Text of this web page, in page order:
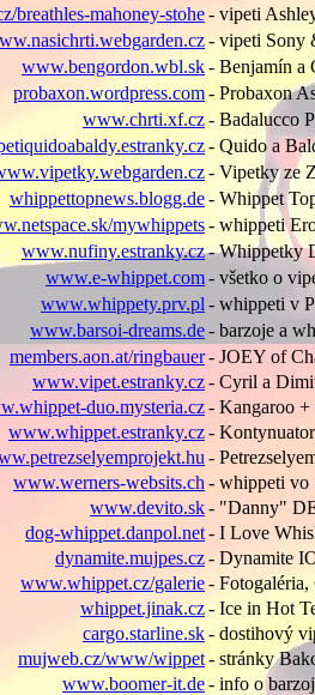
breathles-mahoney-stohe- vipeti
- vipeti Sony
www.bengordon.wbl.sk- Benjamín a
probaxon.wordpress.com- Probaxon
www.chrti.xf.cz- Badalucco
- Quido a
- Vipetky ze
whippettopnews.blogg.de- Whippet
mywhippets- whippeti
www.nufiny.estranky.cz- Whippetky
www.e-whippet.com- všetko o
www.whippety.prv.pl - whippeti v
www.barsoi-dreams.de- barzoje a
members.aon.at/ringbauer- JOEY of
www.vipet.estranky.cz- Cyril a
duo.mysteria.cz- Kangaroo
www.whippet.estranky.cz-
-
www.werners-websits.ch - whippeti vo
www.devito.sk- "Danny"
dog-whippet.danpol.net- I Love
dynamite.mujpes.cz- Dynamite
www.whippet.cz/galerie- Fotogaléria,
whippet.jinak.cz- Ice in Hot
cargo.starline.sk- dostihový
mujweb.cz/www/wippet- stránky
www.boomer-it.de- info o